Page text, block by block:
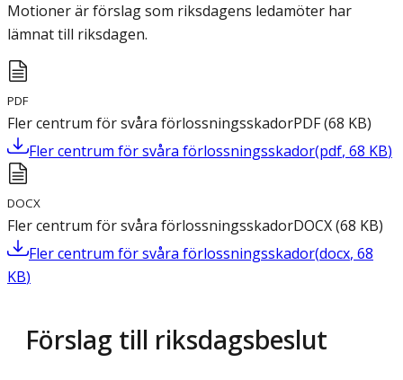
Motioner är förslag som riksdagens ledamöter har
lämnat till riksdagen.
PDF
Fler centrum för svåra förlossningsskadorPDF(68 KB)
Fler centrum för svåra förlossningsskador(pdf, 68 KB)
DOCX
Fler centrum för svåra förlossningsskadorDOCX(68 KB)
Fler centrum för svåra förlossningsskador(docx, 68
KB)
Förslag till riksdagsbeslut